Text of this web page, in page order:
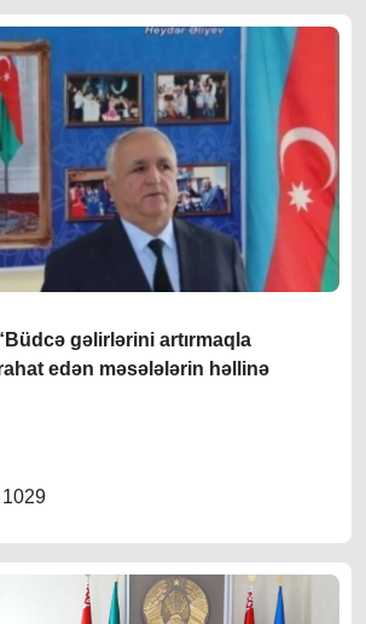
gəlirlərini artırmaqla
edən məsələlərin həllinə
1029